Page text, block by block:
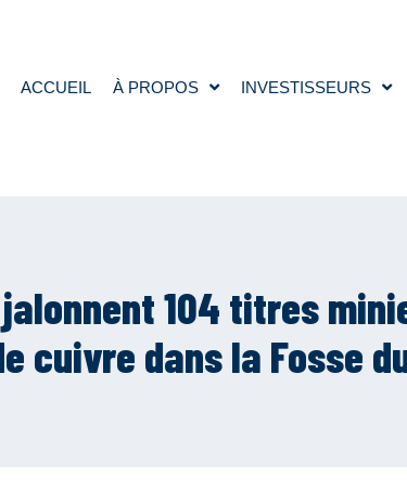
ACCUEIL À PROPOS INVESTISSEURS
jalonnent 104 titres
cuivre dans la Fosse